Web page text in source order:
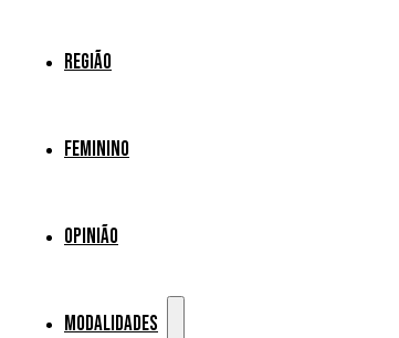
Região
Feminino
Opinião
Modalidades